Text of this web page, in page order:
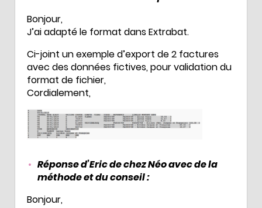
Bonjour,
J’ai adapté le format dans Extrabat.
Ci-joint un exemple d’export de 2 factures
avec des données fictives, pour validation du
format de fichier,
Cordialement,
Réponse d’Eric de chez Néo avec de la
méthode et du conseil :
Bonjour,